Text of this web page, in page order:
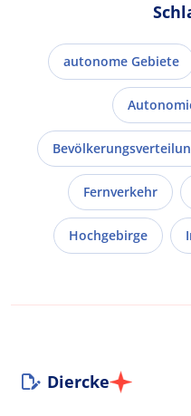
autonome Gebiete
Fernverkehr
Hochgebirge
Diercke